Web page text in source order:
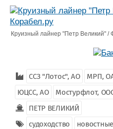
Круизный лайнер "Петр Великий" /
ССЗ "Лотос", АО МРП,
ЮЦСС, АО
Мостурфлот,
ПЕТР ВЕЛИКИЙ
судоходство